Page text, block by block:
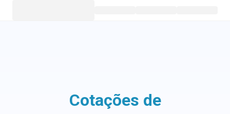
Cotações de